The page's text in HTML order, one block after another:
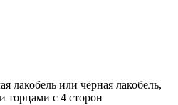
лакобель или чёрная лакобель,
торцами с 4 сторон